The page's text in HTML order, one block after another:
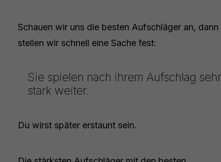
Schauen wir uns die besten Aufschläger an, dann
stellen wir schnell eine Sache fest:
Sie spielen nach ihrem Aufschlag sehr
stark weiter.
Du wirst später erstaunt sein.